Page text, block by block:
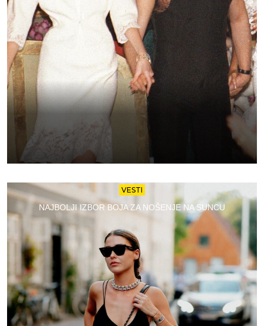
VESTI
NAJBOLJI IZBOR BOJA ZA NOŠENJE NA SUNCU